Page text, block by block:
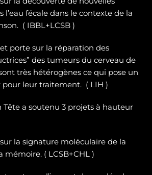
l’eau fécale dans le contexte de la
( IBBL+LCSB )
porte sur la réparation des
des tumeurs du cerveau de
très hétérogènes ce qui pose un
leur traitement. ( LIH )
Tête a soutenu 3 projets à hauteur
la signature moléculaire de la
( LCSB+CHL )